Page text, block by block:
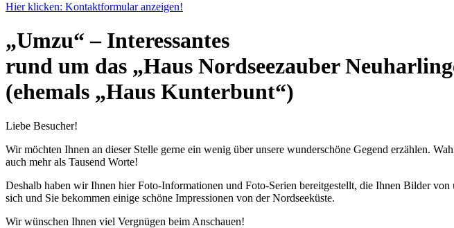
Hier klicken: Kontaktformular anzeigen!
„Umzu“ – Interessantes
rund um das „Haus Nordseezauber
(ehemals „Haus Kunterbunt“)
Liebe Besucher!
Wir möchten Ihnen an dieser Stelle gerne ein wenig über unsere wunderschöne Gegend erzählen.
auch mehr als Tausend Worte!
Deshalb haben wir Ihnen hier Foto-Informationen und Foto-Serien bereitgestellt, die Ihnen Bilder
sich und Sie bekommen einige schöne Impressionen von der Nordseeküste.
Wir wünschen Ihnen viel Vergnügen beim Anschauen!